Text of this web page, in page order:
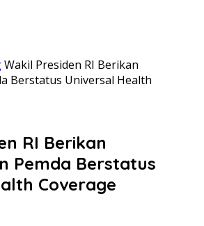
Wakil Presiden RI Berikan
Berstatus Universal Health
RI Berikan
Pemda Berstatus
Coverage